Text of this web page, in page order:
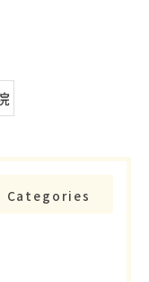
Categories